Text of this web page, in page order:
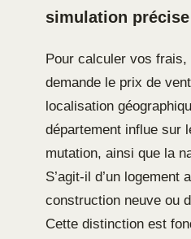
simulation précise
Pour calculer vos frais,
demande le prix de
localisation
département influe sur
mutation, ainsi que la
S’agit-il d’un logement
construction neuve ou
Cette distinction est